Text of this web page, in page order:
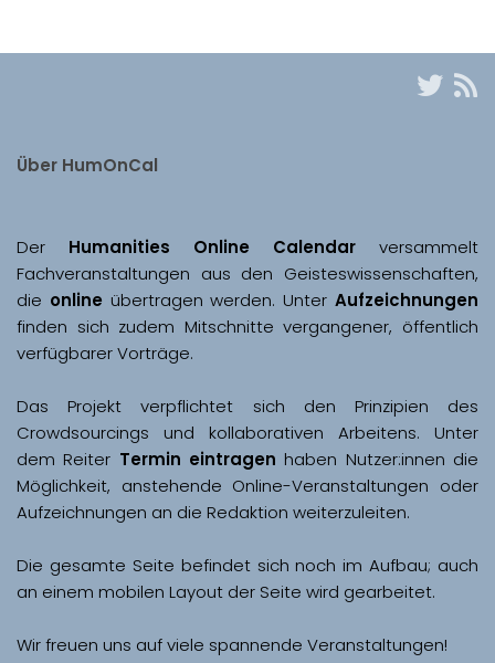
Über HumOnCal
Der Humanities Online Calendar versammelt
Fachveranstaltungen aus den Geisteswissenschaften,
die online übertragen werden. Unter Aufzeichnungen
finden sich zudem Mitschnitte vergangener, öffentlich
Das Projekt verpflichtet sich den Prinzipien des
Crowdsourcings und kollaborativen Arbeitens. Unter
dem Reiter Termin eintragen haben Nutzer:innen die
Möglichkeit, anstehende Online-Veranstaltungen oder
Aufzeichnungen an die Redaktion weiterzuleiten.
Die gesamte Seite befindet sich noch im Aufbau; auch
Wir freuen uns auf viele spannende Veranstaltungen!